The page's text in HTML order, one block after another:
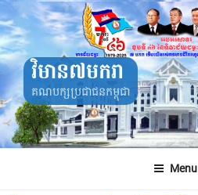
Skip
to
content
វិមាន៧មករា
គណបក្សប្រជាជនកម្ពុជា
Menu